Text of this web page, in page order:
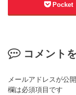
Pocket
コメント
メールアドレスが公
欄は必須項目です